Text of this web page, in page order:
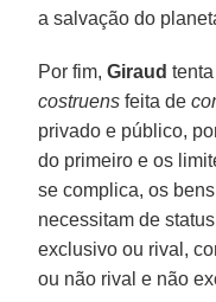
a salvação do
Por fim,Giraud
costruens feita de
privado e público,
do primeiro e os
se complica, os
necessitam de
exclusivo ou rival,
ou não rival e não